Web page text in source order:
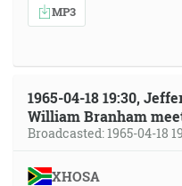
MP3
1965-04-18 19:30,
William Branham
Broadcasted: 1965-04-18
XHOSA